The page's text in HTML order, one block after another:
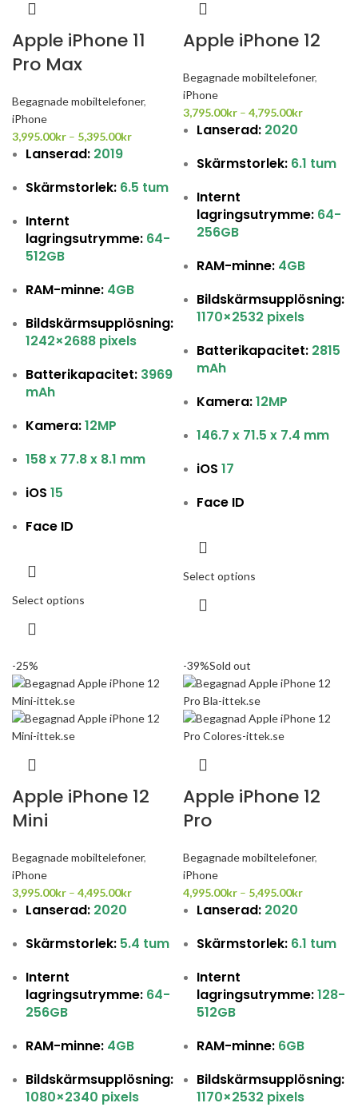
Apple iPhone 11
Pro Max
Begagnade mobiltelefoner,
iPhone
3,995.00kr – 5,395.00kr
Lanserad: 2019
Skärmstorlek: 6.5 tum
Internt
lagringsutrymme: 64-
512GB
RAM-minne: 4GB
Bildskärmsupplösning:
1242×2688 pixels
Batterikapacitet: 3969
mAh
Kamera:12MP
158 x 77.8 x 8.1 mm
iOS 15
Face ID
Select options
Apple iPhone 12
Begagnade mobiltelefoner,
iPhone
3,795.00kr – 4,795.00kr
Lanserad: 2020
Skärmstorlek: 6.1 tum
Internt
lagringsutrymme: 64-
256GB
RAM-minne: 4GB
Bildskärmsupplösning:
1170×2532 pixels
Batterikapacitet: 2815
mAh
Kamera:12MP
146.7 x 71.5 x 7.4 mm
iOS 17
Face ID
Select options
-25%
Apple iPhone 12
Mini
Begagnade mobiltelefoner,
iPhone
3,995.00kr – 4,495.00kr
Lanserad: 2020
Skärmstorlek: 5.4 tum
Internt
lagringsutrymme: 64-
256GB
RAM-minne: 4GB
Bildskärmsupplösning:
1080×2340 pixels
-39%Sold out
Apple iPhone 12
Pro
Begagnade mobiltelefoner,
iPhone
4,995.00kr – 5,495.00kr
Lanserad: 2020
Skärmstorlek: 6.1 tum
Internt
lagringsutrymme:128-
512GB
RAM-minne: 6GB
Bildskärmsupplösning:
1170×2532 pixels